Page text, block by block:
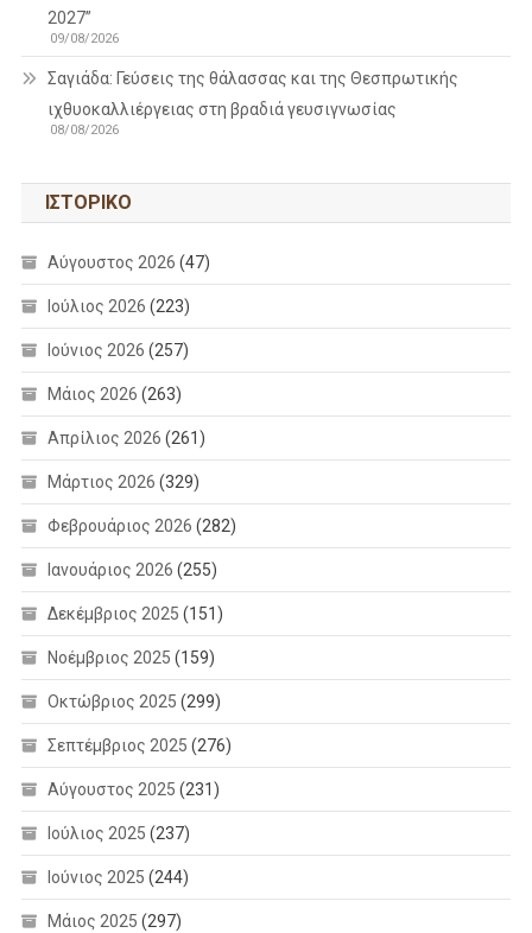
2027”
09/08/2026
Σαγιάδα: Γεύσεις της θάλασσας και της Θεσπρωτικής
ιχθυοκαλλιέργειας στη βραδιά γευσιγνωσίας
08/08/2026
ΙΣΤΟΡΙΚΌ
Αύγουστος 2026 (47)
Ιούλιος 2026 (223)
Ιούνιος 2026 (257)
Μάιος 2026 (263)
Απρίλιος 2026 (261)
Μάρτιος 2026 (329)
Φεβρουάριος 2026 (282)
Ιανουάριος 2026 (255)
Δεκέμβριος 2025 (151)
Νοέμβριος 2025 (159)
Οκτώβριος 2025 (299)
Σεπτέμβριος 2025 (276)
Αύγουστος 2025 (231)
Ιούλιος 2025 (237)
Ιούνιος 2025 (244)
Μάιος 2025 (297)